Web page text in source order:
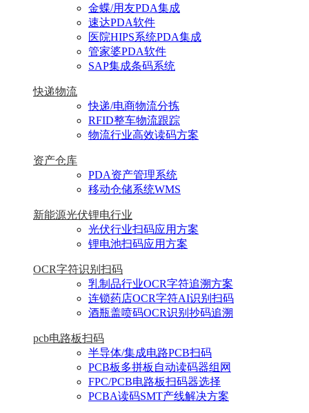
金蝶/用友PDA集成
速达PDA软件
医院HIPS系统PDA集成
管家婆PDA软件
SAP集成条码系统
快递物流
快递/电商物流分拣
RFID整车物流跟踪
物流行业高效读码方案
资产仓库
PDA资产管理系统
移动仓储系统WMS
新能源光伏锂电行业
光伏行业扫码应用方案
锂电池扫码应用方案
OCR字符识别扫码
乳制品行业OCR字符追溯方案
连锁药店OCR字符AI识别扫码
酒瓶盖喷码OCR识别抄码追溯
pcb电路板扫码
半导体/集成电路PCB扫码
PCB板多拼板自动读码器组网
FPC/PCB电路板扫码器选择
PCBA读码SMT产线解决方案